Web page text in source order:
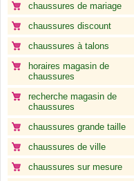
chaussures de mariage
chaussures discount
chaussures à talons
horaires magasin de
chaussures
recherche magasin de
chaussures
chaussures grande taille
chaussures de ville
chaussures sur mesure